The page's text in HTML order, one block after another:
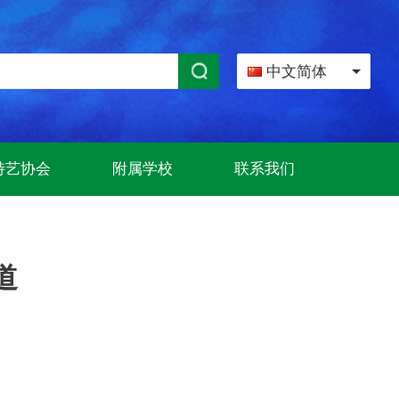
中文简体
艺协会 附属学校 联系我们